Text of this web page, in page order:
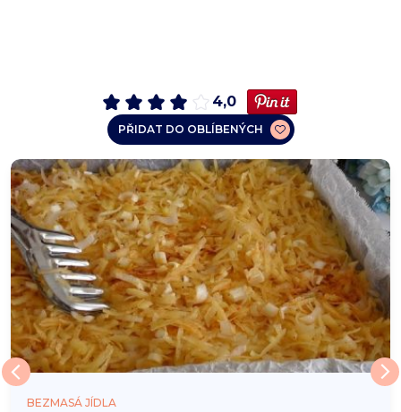
4,0
PŘIDAT DO OBLÍBENÝCH
BEZMASÁ JÍDLA